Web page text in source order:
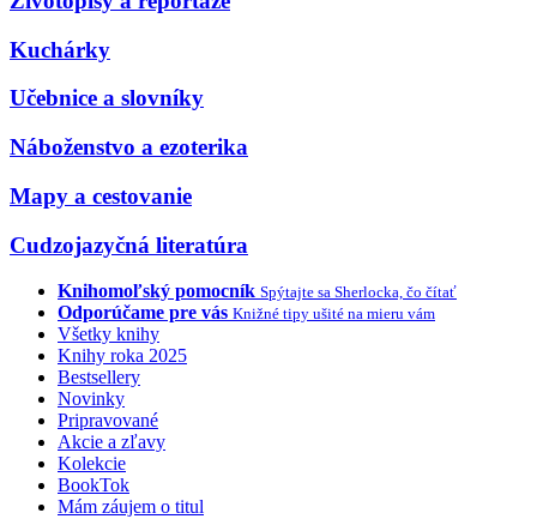
Kuchárky
Učebnice a slovníky
Náboženstvo a ezoterika
Mapy a cestovanie
Cudzojazyčná literatúra
Knihomoľský pomocník Spýtajte sa Sherlocka, čo čítať
Odporúčame pre vás Knižné tipy ušité na mieru vám
Všetky knihy
Knihy roka 2025
Bestsellery
Novinky
Pripravované
Akcie a zľavy
Kolekcie
BookTok
Mám záujem o titul